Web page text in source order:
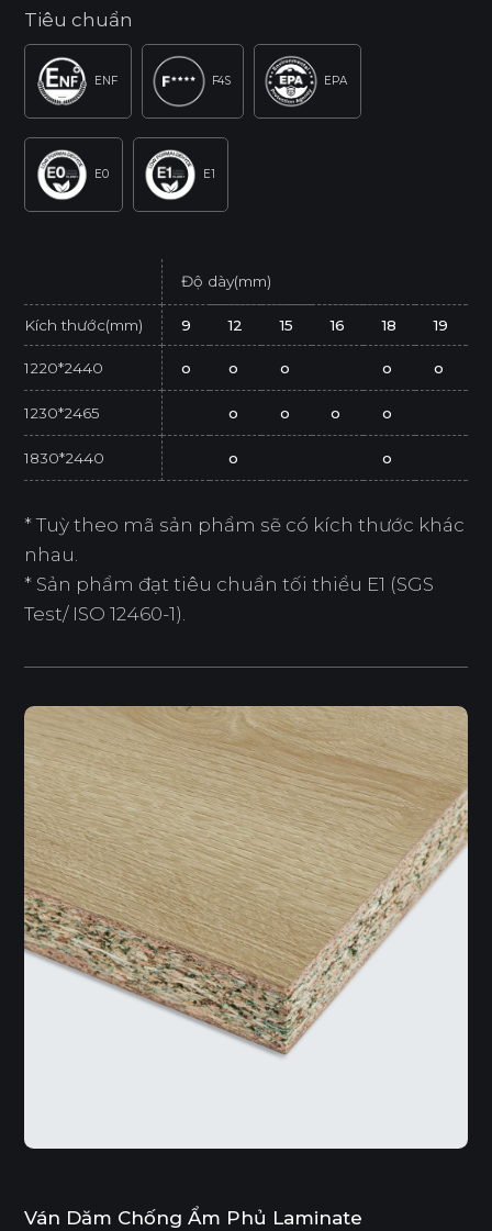
Tiêu chuẩn
ENF F4S EPA
E0 E1
Độ dày(mm)
Kích thước(mm) 9 12 15 16 18 19
1220*2440 o o o o o
1230*2465 o o o o
1830*2440 o o
* Tuỳ theo mã sản phẩm sẽ có kích thước khác
nhau.
* Sản phẩm đạt tiêu chuẩn tối thiểu E1 (SGS
Test/ ISO 12460-1).
Ván Dăm Chống Ẩm Phủ Laminate